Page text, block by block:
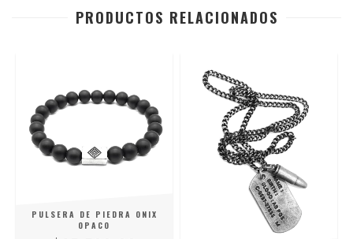
PRODUCTOS RELACIONADOS
PULSERA DE PIEDRA ONIX
OPACO